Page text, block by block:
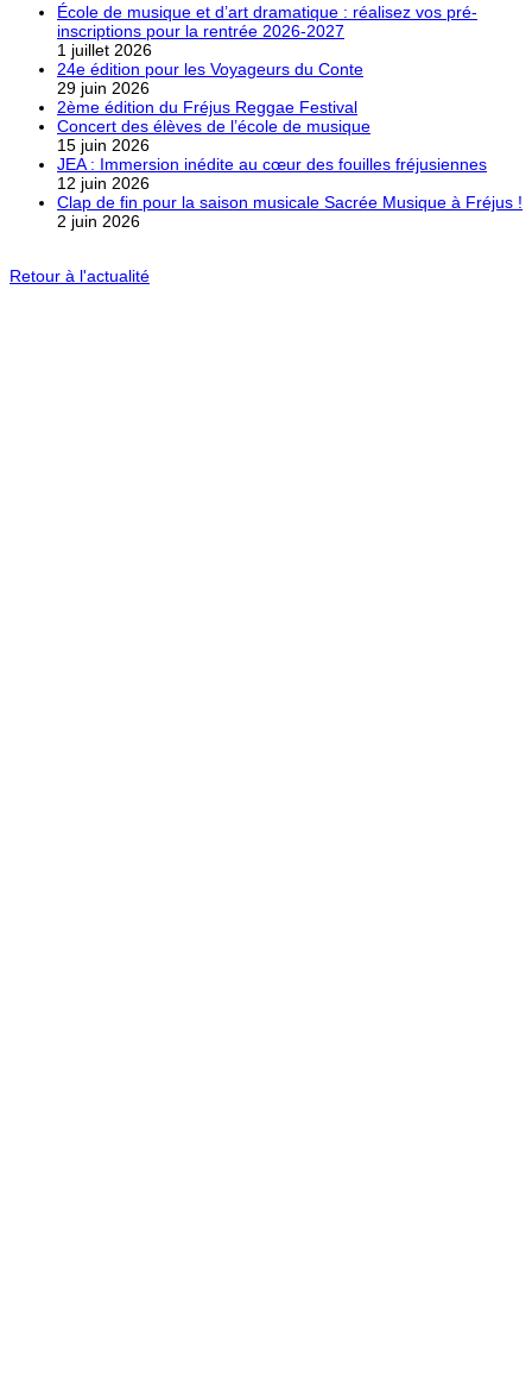
École de musique et d’art dramatique : réalisez vos pré-
inscriptions pour la rentrée 2026-2027
1 juillet 2026
24e édition pour les Voyageurs du Conte
29 juin 2026
2ème édition du Fréjus Reggae Festival
Concert des élèves de l’école de musique
15 juin 2026
JEA : Immersion inédite au cœur des fouilles fréjusiennes
12 juin 2026
Clap de fin pour la saison musicale Sacrée Musique à Fréjus !
2 juin 2026
Retour à l'actualité